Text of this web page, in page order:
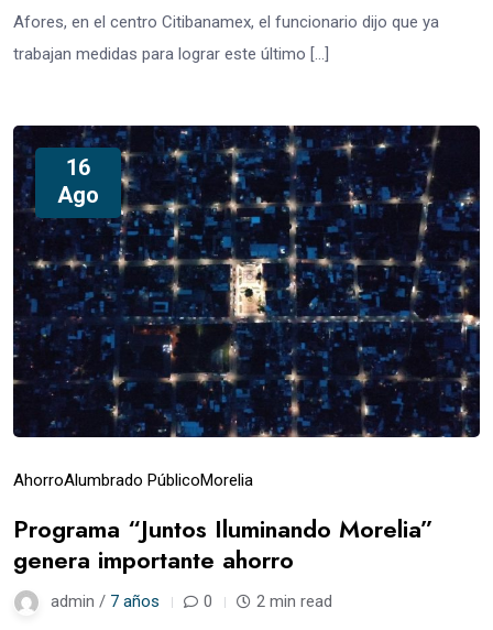
Afores, en el centro Citibanamex, el funcionario dijo que ya
trabajan medidas para lograr este último […]
16
Ago
AhorroAlumbrado PúblicoMorelia
Programa “Juntos Iluminando Morelia”
genera importante ahorro
admin / 7 años 0 2 min read